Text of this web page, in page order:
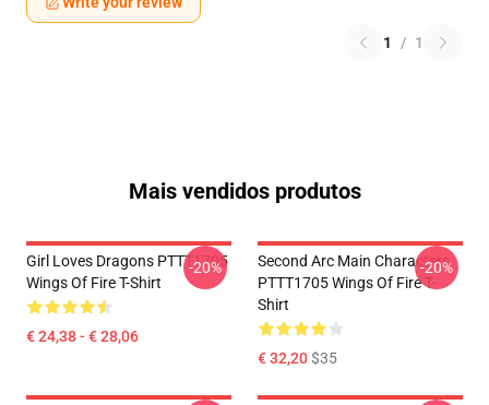
1 / 1
Mais vendidos produtos
Girl Loves Dragons PTTT1705
Wings Of Fire T-Shirt
€ 24,38 - € 28,06
-20%
Second Arc Main Characters
PTTT1705 Wings Of Fire T-
Shirt
€ 32,20$35
-20%